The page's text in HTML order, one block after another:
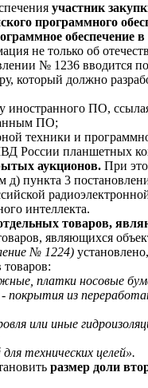
участник
программного
обеспечение в
не только об
№ 1236 вводится
который должно
ПО,
ПО;
техники и
России планшетных
аукционов.При
пункта 3
интеллекта.
товаров,
являющихся
№ 1224)
платки носовые
из
или иные
технических целей».
размер доли